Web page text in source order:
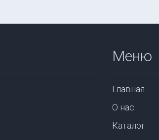
Меню
Главная
О нас
Каталог